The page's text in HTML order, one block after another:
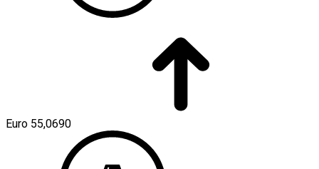
Euro 55,0690